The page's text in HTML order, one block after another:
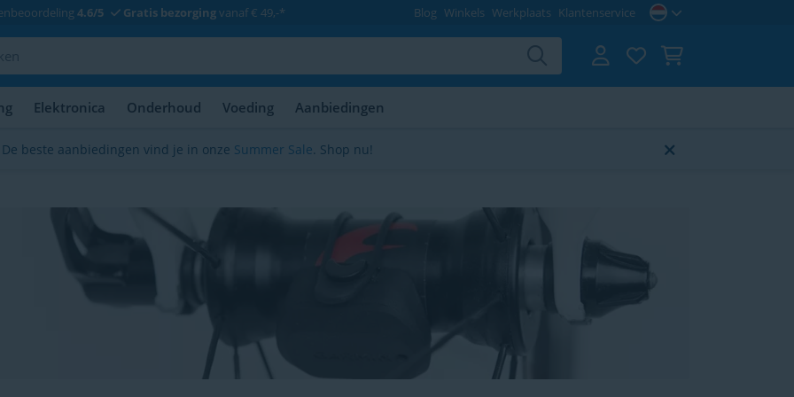
4.6/5 Gratis bezorgingvanaf € 49,-* Blog Winkels Werkplaats Klantenservice
Elektronica Onderhoud Voeding Aanbiedingen
De beste aanbiedingen vind je in onze Summer Sale. Shop nu!